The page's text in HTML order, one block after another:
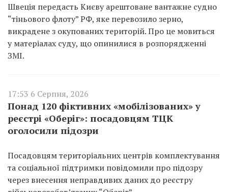
Швеція передасть Києву арештоване вантажне судно
“тіньового флоту” РФ, яке перевозило зерно,
викрадене з окупованих територій. Про це мовиться
у матеріалах суду, що опинилися в розпорядженні
ЗМІ.
17:53 6 Серпня, 2026
Понад 120 фіктивних «мобілізованих» у
реєстрі «Оберіг»: посадовцям ТЦК
оголосили підозри
Посадовцям територіальних центрів комплектування
та соціальної підтримки повідомили про підозру
через внесення неправдивих даних до реєстру